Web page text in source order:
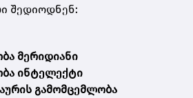
შედიოდნენ:
მერიდიანი
ინტელექტი
გამომცემლობა